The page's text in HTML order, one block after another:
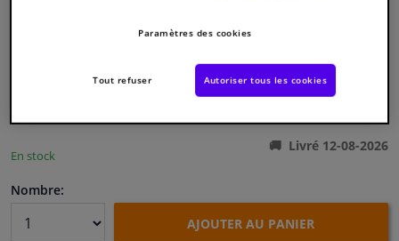
Camping-car, moto & vélo
Promotions et réductions
En stock
Livré 12-08-2026
Nombre:
AJOUTER AU PANIER
Paramètres des cookies
Tout refuser Autoriser tous les cookies